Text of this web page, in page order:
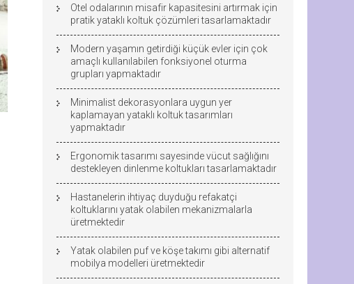
Otel odalarının misafir kapasitesini artırmak için
pratik yataklı koltuk çözümleri tasarlamaktadır
Modern yaşamın getirdiği küçük evler için çok
amaçlı kullanılabilen fonksiyonel oturma
grupları yapmaktadır
Minimalist dekorasyonlara uygun yer
kaplamayan yataklı koltuk tasarımları
yapmaktadır
Ergonomik tasarımı sayesinde vücut sağlığını
destekleyen dinlenme koltukları tasarlamaktadır
Hastanelerin ihtiyaç duyduğu refakatçi
koltuklarını yatak olabilen mekanizmalarla
üretmektedir
Yatak olabilen puf ve köşe takımı gibi alternatif
mobilya modelleri üretmektedir